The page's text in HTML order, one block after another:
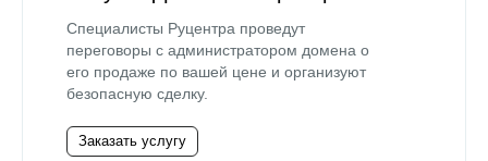
Специалисты Руцентра проведут
переговоры с администратором домена о
его продаже по вашей цене и организуют
безопасную сделку.
Заказать услугу